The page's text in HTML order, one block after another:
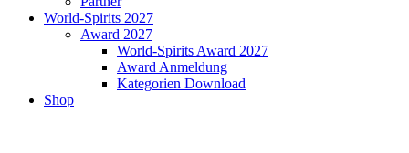
World-Spirits 2027
Award 2027
World-Spirits Award 2027
Award Anmeldung
Kategorien Download
Shop